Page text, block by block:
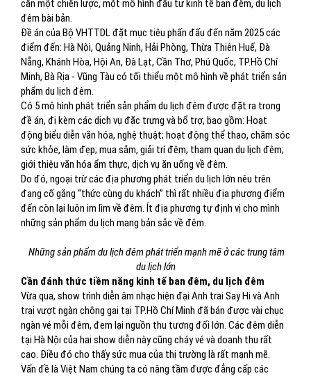
cần một chiến lược, một mô hình đầu tư kinh tế ban đêm, du lịch
đêm bài bản.
Đề án của Bộ VHTTDL đặt mục tiêu phấn đấu đến năm 2025 các
điểm đến: Hà Nội, Quảng Ninh, Hải Phòng, Thừa Thiên Huế, Đà
Nẵng, Khánh Hòa, Hội An, Đà Lạt, Cần Thơ, Phú Quốc, TP.Hồ Chí
Minh, Bà Rịa - Vũng Tàu có tối thiểu một mô hình về phát triển sản
phẩm du lịch đêm.
Có 5 mô hình phát triển sản phẩm du lịch đêm được đặt ra trong
đề án, đi kèm các dịch vụ đặc trưng và bổ trợ, bao gồm: Hoạt
động biểu diễn văn hóa, nghệ thuật; hoạt động thể thao, chăm sóc
sức khỏe, làm đẹp; mua sắm, giải trí đêm; tham quan du lịch đêm;
giới thiệu văn hóa ẩm thực, dịch vụ ăn uống về đêm.
Do đó, ngoại trừ các địa phương phát triển du lịch lớn nêu trên
đang cố gắng “thức cùng du khách” thì rất nhiều địa phương điểm
đến còn lại luôn im lìm về đêm. Ít địa phương tự định vị cho mình
những sản phẩm du lịch mang bản sắc về đêm.
Những sản phẩm du lịch đêm phát triển mạnh mẽ ở các trung tâm
du lịch lớn
Cần đánh thức tiềm năng kinh tế ban đêm, du lịch đêm
Vừa qua, show trình diễn âm nhạc hiện đại Anh trai Say Hi và Anh
trai vượt ngàn chông gai tại TP.Hồ Chí Minh đã bán được vài chục
ngàn vé mỗi đêm, đem lại nguồn thu tương đối lớn. Các đêm diễn
tại Hà Nội của hai show diễn này cũng cháy vé và doanh thu rất
cao. Điều đó cho thấy sức mua của thị trường là rất mạnh mẽ.
Vấn đề là Việt Nam chúng ta có nâng tầm được đẳng cấp các